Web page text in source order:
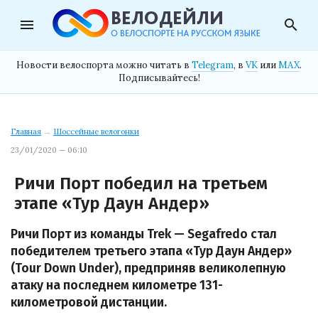
menu search
Новости велоспорта можно читать в Telegram, в VK илиMAX.
Подписывайтесь!
Главная → Шоссейные велогонки
23/01/2020 — 06:10
Ричи Порт победил на третьем
этапе «Тур Даун Андер»
Ричи Порт из команды Trek — Segafredo стал
победителем третьего этапа «Тур Даун Андер»
(Tour Down Under), предприняв великолепную
атаку на последнем километре 131-
километровой дистанции.